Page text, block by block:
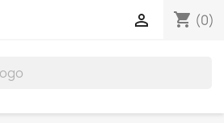
shopping_cart (0)
